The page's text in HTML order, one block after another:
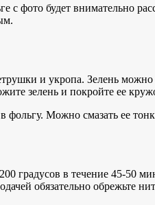
фото будет внимательно
и укропа. Зелень
зелень и покройте ее
Можно смазать ее
градусов в течение 45-50
обязательно обрежьте